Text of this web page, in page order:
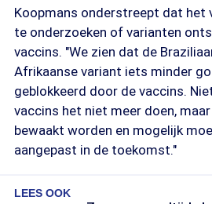
Koopmans onderstreept dat het
te onderzoeken of varianten
vaccins. "We zien dat de
Afrikaanse variant iets minder
geblokkeerd door de vaccins.
vaccins het niet meer doen,
bewaakt worden en mogelijk
aangepast in de toekomst."
LEES OOK